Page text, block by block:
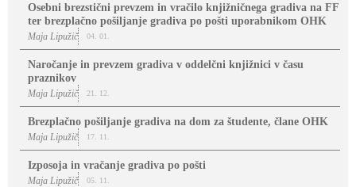
Osebni brezstični prevzem in vračilo knjižničnega gradiva na FF
ter brezplačno pošiljanje gradiva po pošti uporabnikom OHK
Maja Lipužič 04. 01.
Naročanje in prevzem gradiva v oddelčni knjižnici v času
praznikov
Maja Lipužič 21. 12.
Brezplačno pošiljanje gradiva na dom za študente, člane OHK
Maja Lipužič 17. 11.
Izposoja in vračanje gradiva po pošti
Maja Lipužič 05. 11.